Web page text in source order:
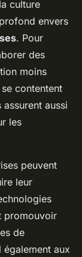
culture
envers
. Pour
des
moins
contentent
aussi
les
peuvent
leur
promouvoir
de
également aux